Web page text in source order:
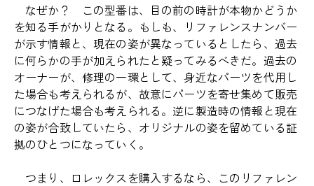
なぜか？ この型番は、目の前の時計が本物かどうか
を知る手がかりとなる。もしも、リファレンスナンバー
が示す情報と、現在の姿が異なっているとしたら、過去
に何らかの手が加えられたと疑ってみるべきだ。過去の
オーナーが、修理の一環として、身近なパーツを代用し
た場合も考えられるが、故意にパーツを寄せ集めて販売
につなげた場合も考えられる。逆に製造時の情報と現在
の姿が合致していたら、オリジナルの姿を留めている証
拠のひとつになっていく。
つまり、ロレックスを購入するなら、このリファレン